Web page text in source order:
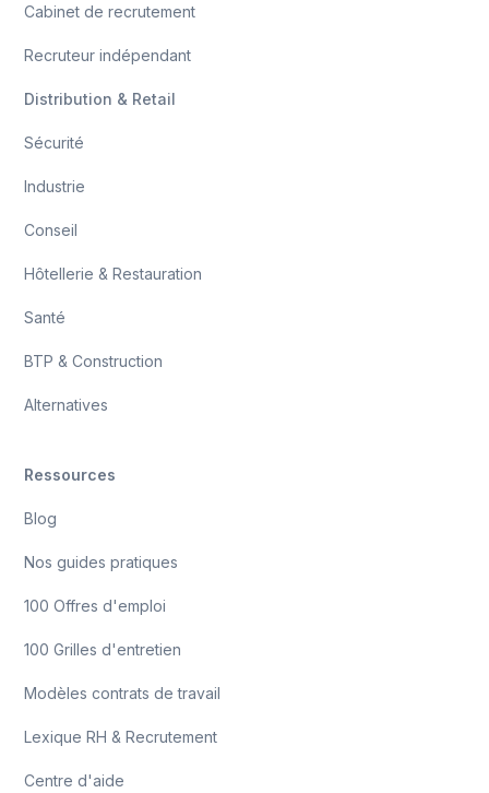
Cabinet de recrutement
Recruteur indépendant
Distribution & Retail
Sécurité
Industrie
Conseil
Hôtellerie & Restauration
Santé
BTP & Construction
Alternatives
Ressources
Blog
Nos guides pratiques
100 Offres d'emploi
100 Grilles d'entretien
Modèles contrats de travail
Lexique RH & Recrutement
Centre d'aide